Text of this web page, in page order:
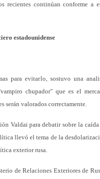
recientes continúan conforme a
estadounidense
para evitarlo, sostuvo una
chupador" que es el
serán valorados correctamente.
Valdai para debatir sobre la caída
llevó el tema de la
exterior rusa.
de Relaciones Exteriores de